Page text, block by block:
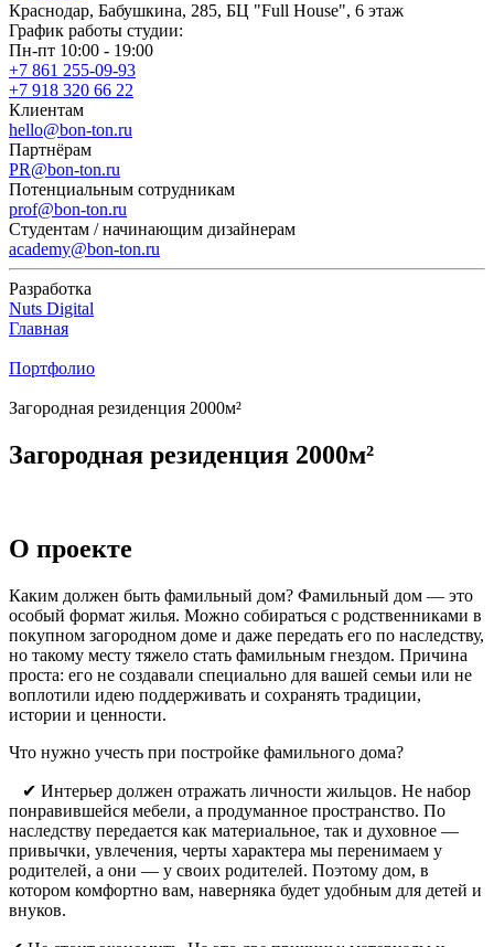
Краснодар, Бабушкина, 285, БЦ "Full House", 6 этаж
График работы студии:
Пн-пт 10:00 - 19:00
+7 861 255-09-93
+7 918 320 66 22
Клиентам
hello@bon-ton.ru
Партнёрам
PR@bon-ton.ru
Потенциальным сотрудникам
prof@bon-ton.ru
Студентам / начинающим дизайнерам
academy@bon-ton.ru
Разработка
Nuts Digital
Главная
Портфолио
Загородная резиденция 2000м²
Загородная резиденция 2000м²
О проекте
Каким должен быть фамильный дом? Фамильный дом — это
особый формат жилья. Можно собираться с родственниками в
покупном загородном доме и даже передать его по наследству,
но такому месту тяжело стать фамильным гнездом. Причина
проста: его не создавали специально для вашей семьи или не
воплотили идею поддерживать и сохранять традиции,
истории и ценности.
Что нужно учесть при постройке фамильного дома?
⠀✔ Интерьер должен отражать личности жильцов. Не набор
понравившейся мебели, а продуманное пространство. По
наследству передается как материальное, так и духовное —
привычки, увлечения, черты характера мы перенимаем у
родителей, а они — у своих родителей. Поэтому дом, в
котором комфортно вам, наверняка будет удобным для детей и
внуков.